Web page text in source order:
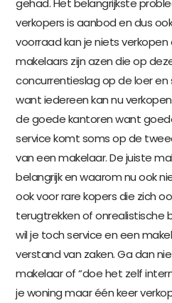
gehad. Het belangrijkste
verkopers is aanbod en dus
voorraad kan je niets
makelaars zijn azen die op
concurrentieslag op de loer
want iedereen kan nu
de goede kantoren want
service komt soms op de
van een makelaar. De juiste
belangrijk en waarom nu ook
ook voor rare kopers die zich
terugtrekken of onrealistische
wil je toch service en een
verstand van zaken. Ga dan
makelaar of “doe het zelf
je woning maar één keer